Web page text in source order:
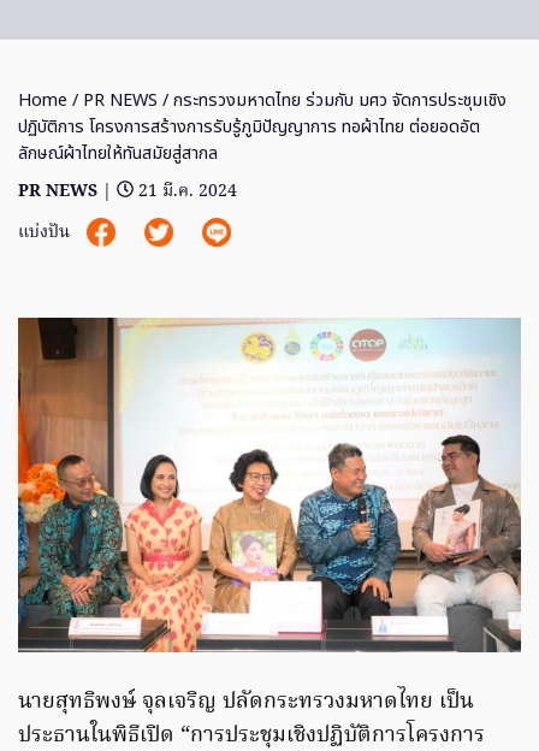
Home / PR NEWS / กระทรวงมหาดไทย ร่วมกับ มศว จัดการประชุมเชิง
ปฏิบัติการ โครงการสร้างการรับรู้ภูมิปัญญาการ ทอผ้าไทย ต่อยอดอัต
ลักษณ์ผ้าไทยให้ทันสมัยสู่สากล
PR NEWS |
21 มี.ค. 2024
แบ่งปัน
​นายสุทธิพงษ์ จุลเจริญ ปลัดกระทรวงมหาดไทย เป็น
ประธานในพิธีเปิด “การประชุมเชิงปฏิบัติการโครงการ